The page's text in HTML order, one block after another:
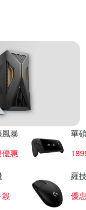
暴
惠
華
殺
羅
優